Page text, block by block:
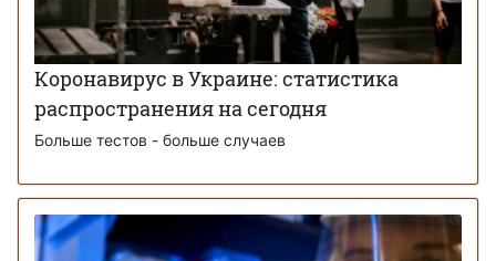
Коронавирус в Украине: статистика
распространения на сегодня
Больше тестов - больше случаев